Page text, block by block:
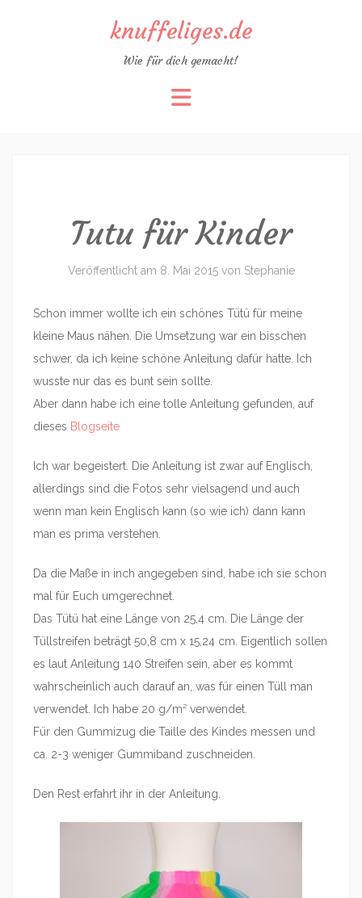
knuffeliges.de
Wie für dich gemacht!
Tutu für Kinder
Veröffentlicht am 8. Mai 2015von Stephanie
Schon immer wollte ich ein schönes Tütü für meine
kleine Maus nähen. Die Umsetzung war ein bisschen
schwer, da ich keine schöne Anleitung dafür hatte. Ich
wusste nur das es bunt sein sollte.
Aber dann habe ich eine tolle Anleitung gefunden, auf
dieses Blogseite
Ich war begeistert. Die Anleitung ist zwar auf Englisch,
allerdings sind die Fotos sehr vielsagend und auch
wenn man kein Englisch kann (so wie ich) dann kann
man es prima verstehen.
Da die Maße in inch angegeben sind, habe ich sie schon
mal für Euch umgerechnet.
Das Tütü hat eine Länge von 25,4 cm. Die Länge der
Tüllstreifen beträgt 50,8 cm x 15,24 cm. Eigentlich sollen
es laut Anleitung 140 Streifen sein, aber es kommt
wahrscheinlich auch darauf an, was für einen Tüll man
verwendet. Ich habe 20 g/m² verwendet.
Für den Gummizug die Taille des Kindes messen und
ca. 2-3 weniger Gummiband zuschneiden.
Den Rest erfahrt ihr in der Anleitung.